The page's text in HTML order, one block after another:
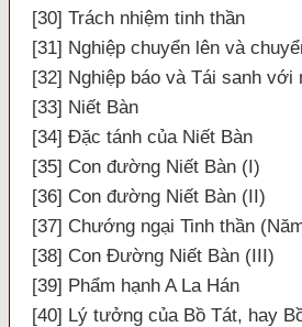
[30] Trách nhiệm tinh thần
[31] Nghiệp chuyển lên và
[32] Nghiệp báo và Tái sanh
[33] Niết Bàn
[34] Đặc tánh của Niết Bàn
[35] Con đường Niết Bàn (I)
[36] Con đường Niết Bàn (II)
[37] Chướng ngại Tinh thần
[38] Con Đường Niết Bàn (III)
[39] Phẩm hạnh A La Hán
[40] Lý tưởng của Bồ Tát, hay